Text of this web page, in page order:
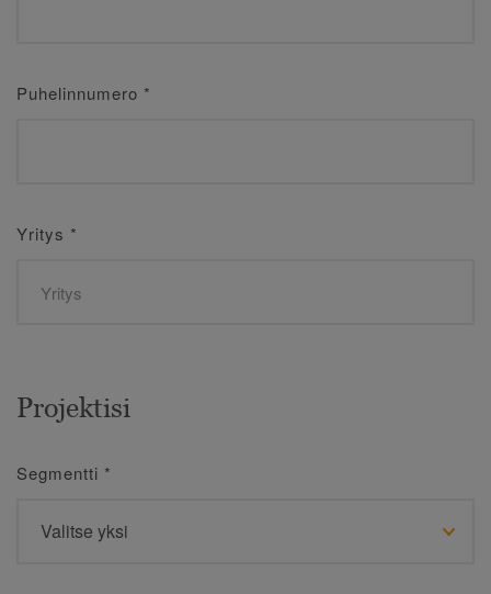
Puhelinnumero *
Yritys *
Projektisi
Segmentti *